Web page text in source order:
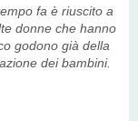
fa è riuscito a
donne che hanno
godono già della
dei bambini.